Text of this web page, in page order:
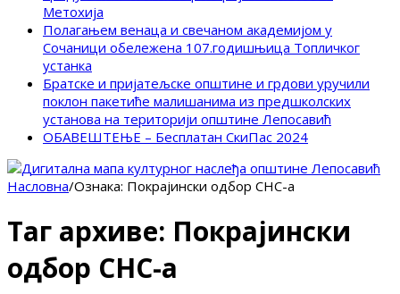
Метохија
Полагањем венаца и свечаном академијом у
Сочаници обележена 107.годишњица Топличког
устанка
Братске и пријатељске општине и грдови уручили
поклон пакетиће малишанима из предшколских
установа на територији општине Лепосавић
ОБАВЕШТЕЊЕ – Бесплатан СкиПас 2024
Насловна/Ознака: Покрајински одбор СНС-а
Таг архиве: Покрајински
одбор СНС-а